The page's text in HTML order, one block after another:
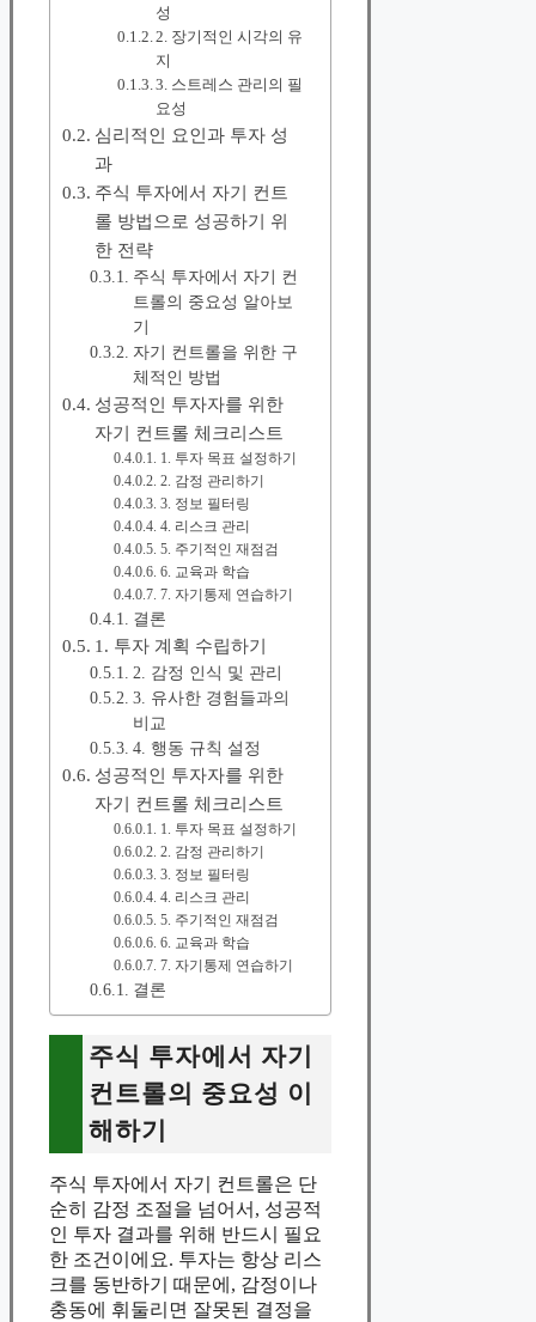
성
2. 장기적인 시각의 유
지
3. 스트레스 관리의 필
요성
심리적인 요인과 투자 성
과
주식 투자에서 자기 컨트
롤 방법으로 성공하기 위
한 전략
주식 투자에서 자기 컨
트롤의 중요성 알아보
기
자기 컨트롤을 위한 구
체적인 방법
성공적인 투자자를 위한
자기 컨트롤 체크리스트
1. 투자 목표 설정하기
2. 감정 관리하기
3. 정보 필터링
4. 리스크 관리
5. 주기적인 재점검
6. 교육과 학습
7. 자기통제 연습하기
결론
1. 투자 계획 수립하기
2. 감정 인식 및 관리
3. 유사한 경험들과의
비교
4. 행동 규칙 설정
성공적인 투자자를 위한
자기 컨트롤 체크리스트
1. 투자 목표 설정하기
2. 감정 관리하기
3. 정보 필터링
4. 리스크 관리
5. 주기적인 재점검
6. 교육과 학습
7. 자기통제 연습하기
결론
주식 투자에서 자기
컨트롤의 중요성 이
해하기
주식 투자에서 자기 컨트롤은 단
순히 감정 조절을 넘어서, 성공적
인 투자 결과를 위해 반드시 필요
한 조건이에요. 투자는 항상 리스
크를 동반하기 때문에, 감정이나
충동에 휘둘리면 잘못된 결정을